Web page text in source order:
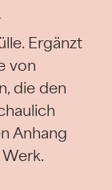
Ergänzt
von
die den
Anhang